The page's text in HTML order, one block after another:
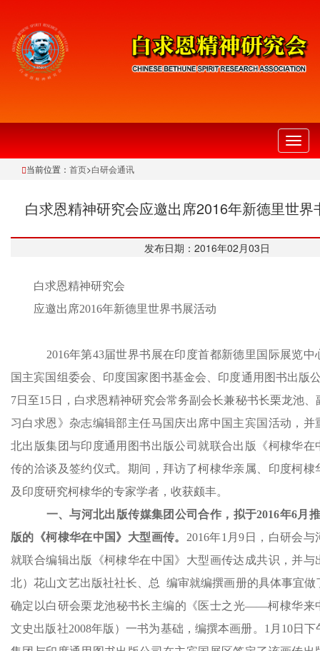
切
换
当前位置： 首页>白研会通讯
白求恩精神研究会应邀出席2016年新德里世界
发布日期：2016年02月03日
白求恩精神研究会
应邀出席2016年新德里世界书展活动
2016年第43届世界书展在印度首都新德里国际展览中
国主宾国组委会、印度国家图书基金会、印度通用图书出版
7日至15日，白求恩精神研究会常务副会长兼秘书长栗龙池、
习白求恩》杂志编辑部主任马国庆出席中国主宾国活动，并
北出版集团与印度通用图书出版公司就联合出版《柯棣华在
传的洽谈及签约仪式。期间，拜访了柯棣华亲属、印度柯棣
及印度研究柯棣华的专家学者，收获颇丰。
一、与河北出版传媒集团公司合作，拟于2016年6月
版的《柯棣华在中国》大型画传。 2016年1月9日，白研会与
就联合编辑出版《柯棣华在中国》大型画传达成共识，并与
北）花山文艺出版社社长、总 编审就编撰画册的具体事宜做
确定以白研会栗龙池秘书长主编的《医士之光——柯棣华来
文史出版社2008年版）一书为基础，编撰本画册。1月10日